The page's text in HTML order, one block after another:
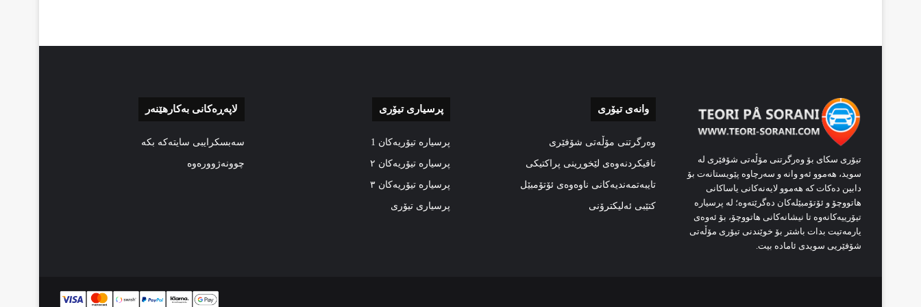
تیۆری سکای بۆ وەرگرتنی مۆڵەتی شۆفێری لە
سوید، هەموو ئەو وانە و سەرچاوە پێویستانەت بۆ
دابین دەکات کە هەموو لایەنەکانی یاساکانی
هاتووچۆ و ئۆتۆمبێلەکان دەگرێتەوە؛ لە پرسیارە
تیۆرییەکانەوە تا نیشانەکانی هاتووچۆ، بۆ ئەوەی
یارمەتیت بدات باشتر بۆ خوێندنی تیۆری مۆڵەتی
شۆفێریی سویدی ئامادە بیت.
وانەی تیۆری
وەرگرتنی مۆڵەتی شۆفێری
تاقیکردنەوەی لێخوڕینی پراکتیکی
تایبەتمەندیەکانی ناوەوەی ئۆتۆمبێل
کتێبی ئەلیکترۆنی
پرسیاری تیۆری
پرسیارە تیۆریەکان 1
پرسیارە تیۆریەکان ٢
پرسیارە تیۆریەکان ٣
پرسیاری تیۆری
لاپەڕەکانی بەکارهێنەر
سەبسکرایبی سایتەکە بکە
چوونەژوورەوە